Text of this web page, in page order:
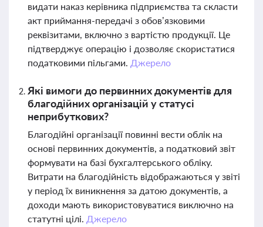
видати наказ керівника підприємства та скласти
акт приймання-передачі з обов’язковими
реквізитами, включно з вартістю продукції. Це
підтверджує операцію і дозволяє скористатися
податковими пільгами. Джерело
Які вимоги до первинних документів для
благодійних організацій у статусі
неприбуткових?
Благодійні організації повинні вести облік на
основі первинних документів, а податковий звіт
формувати на базі бухгалтерського обліку.
Витрати на благодійність відображаються у звіті
у період їх виникнення за датою документів, а
доходи мають використовуватися виключно на
статутні цілі. Джерело